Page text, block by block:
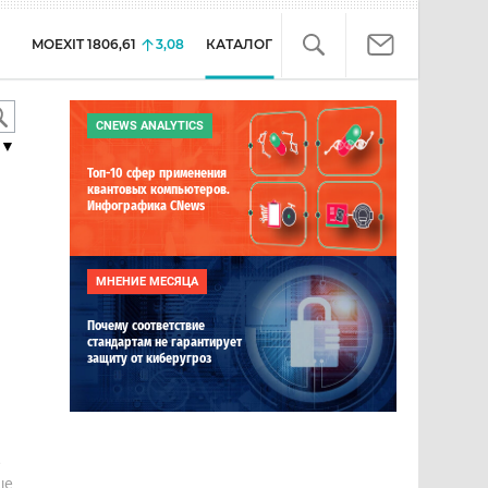
MOEXIT 1806,61 3,08 КАТАЛОГ
CNEWS ANALYTICS
Топ-10 сфер применения
квантовых компьютеров.
Инфографика CNews
МНЕНИЕ МЕСЯЦА
Почему соответствие
стандартам не гарантирует
защиту от киберугроз